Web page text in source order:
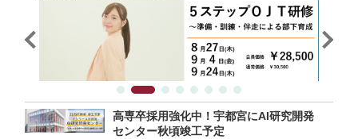
高専卒採用強化中！宇都宮にAI研究開発
センター秋頃竣工予定